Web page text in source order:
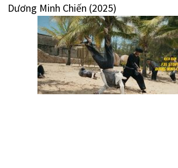
Dương Minh Chiến (2025)